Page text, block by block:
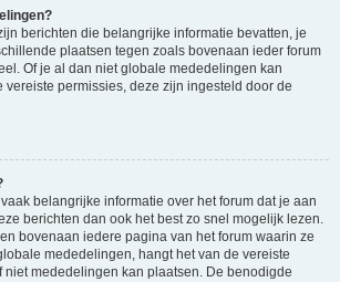
berichten die belangrijke informatie bevatten, je
plaatsen tegen zoals bovenaan ieder forum
Of je al dan niet globale mededelingen kan
vereiste permissies, deze zijn ingesteld door de
belangrijke informatie over het forum dat je aan
berichten dan ook het best zo snel mogelijk lezen.
bovenaan iedere pagina van het forum waarin ze
mededelingen, hangt het van de vereiste
niet mededelingen kan plaatsen. De benodigde